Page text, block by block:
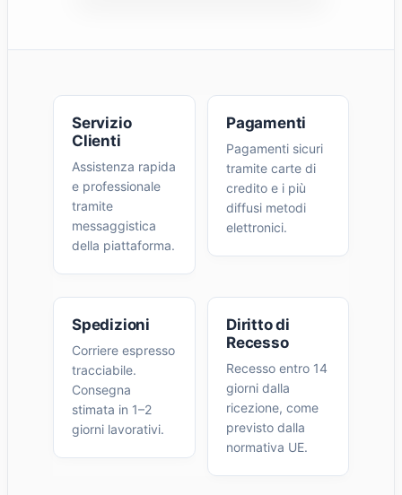
Servizio
Clienti
Assistenza rapida
e professionale
tramite
messaggistica
della piattaforma.
Pagamenti
Pagamenti sicuri
tramite carte di
credito e i più
diffusi metodi
elettronici.
Spedizioni
Corriere espresso
tracciabile.
Consegna
stimata in 1–2
giorni lavorativi.
Diritto di
Recesso
Recesso entro 14
giorni dalla
ricezione, come
previsto dalla
normativa UE.